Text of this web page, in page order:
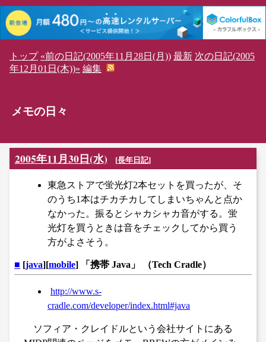
トップ «前の日記(2005年11月28日(月)) 最新 次の日記(2005
年12月01日(木))» 編集
メモの日々
2005年11月30日(水) [長年日記]
東急ストアで蛍光灯2本セットを買ったが、そ
のうち1本はチカチカしてしまいちゃんと点か
なかった。振るとシャカシャカ音がする。蛍
光灯を買うときは音をチェックしてから買う
方がよさそう。
■ [java][mobile] 「携帯 Java」 （Tech Cradle）
http://www.s-
cradle.com/developer/index.html#java
ソフィア・クレイドルという会社サイトにある